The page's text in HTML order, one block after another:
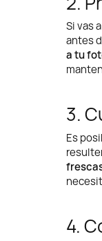
Si vas
antes
a tu
3.
Es
4.